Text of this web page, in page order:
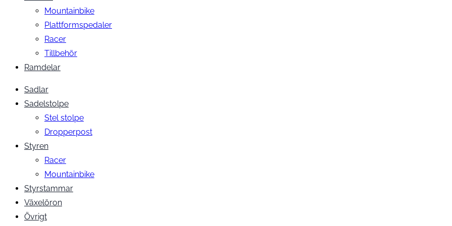
Mountainbike
Plattformspedaler
Racer
Tillbehör
Ramdelar
Sadlar
Sadelstolpe
Stel stolpe
Dropperpost
Styren
Racer
Mountainbike
Styrstammar
Växelöron
Övrigt